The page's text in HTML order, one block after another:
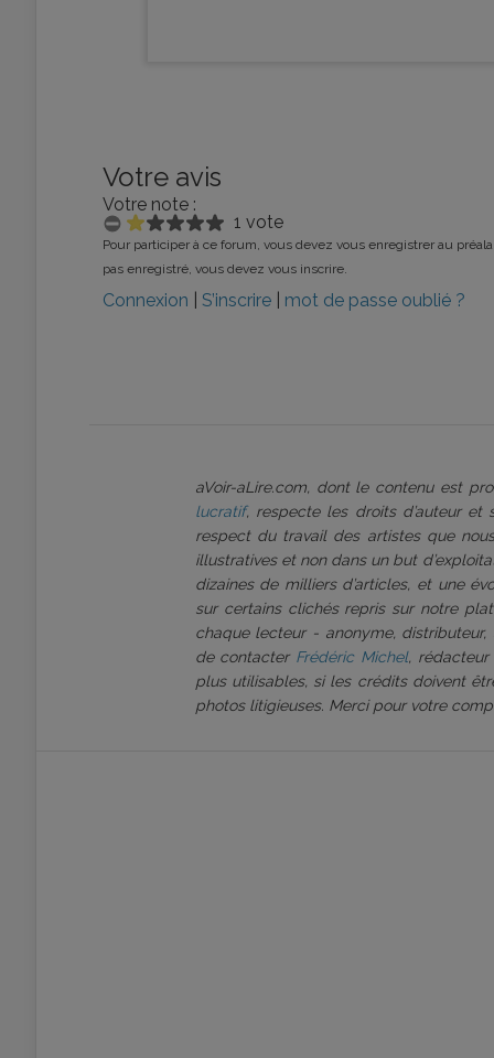
Votre avis
Votre note :
1 vote
Pour participer à ce forum, vous devez vous enregistrer au
pas enregistré, vous devez vous inscrire.
Connexion S’inscrire mot de passe oublié ?
aVoir-aLire.com, dont le contenu est
lucratif, respecte les droits d’auteur et
respect du travail des artistes que
illustratives et non dans un but
dizaines de milliers d’articles, et une
sur certains clichés repris sur notre
chaque lecteur - anonyme,
de contacter Frédéric Michel, rédacteur
plus utilisables, si les crédits doivent
photos litigieuses. Merci pour votre